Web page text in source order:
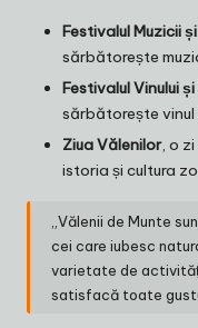
Festivalul Muzicii
sărbătorește
Festivalul Vinului
sărbătorește vinul
Ziua Vălenilor, o
istoria și cultura
„Vălenii de Munte
cei care iubesc
varietate de
satisfacă toate